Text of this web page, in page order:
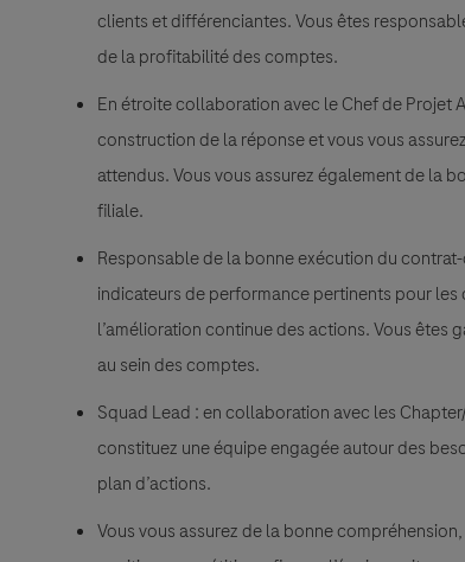
clients et différenciantes. Vous êtes
de la profitabilité des comptes.
En étroite collaboration avec le Chef de Projet
construction de la réponse et vous vous
attendus. Vous vous assurez également de la
filiale.
Responsable de la bonne exécution du
indicateurs de performance pertinents pour
l’amélioration continue des actions. Vous êtes
au sein des comptes.
Squad Lead : en collaboration avec les
constituez une équipe engagée autour des
plan d’actions.
Vous vous assurez de la bonne